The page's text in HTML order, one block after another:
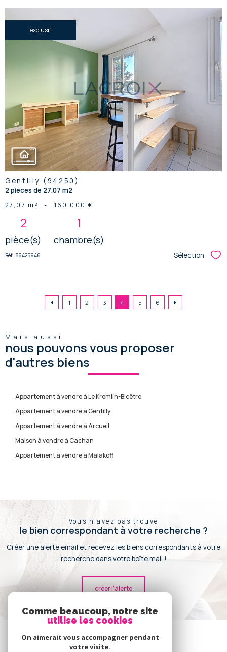
exclusif
voir le
bien
Gentilly (94250)
2 pièces de 27.07 m2
27,07 m² - 160 000 €
2
pièce(s)
1
chambre(s)
Réf : 86425946 Sélection
1 2 3 4 5 6
Mais aussi
nous pouvons vous proposer
d'autres biens
Appartement à vendre à Le Kremlin-Bicêtre
Appartement à vendre à Gentilly
Appartement à vendre à Arcueil
Maison à vendre à Cachan
Appartement à vendre à Malakoff
Vous n'avez pas trouvé
le bien correspondant à votre recherche ?
Créer une alerte email et recevez les biens correspondants à votre
recherche dans votre boîte mail !
créer l'alerte
connecter
Comme beaucoup, notre site
utilise les cookies
On aimerait vous accompagner pendant
votre visite.